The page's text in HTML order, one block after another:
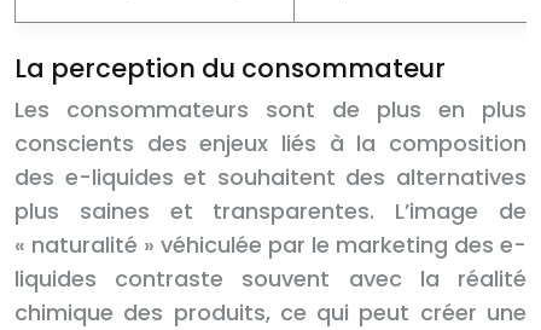
La perception du consommateur
Les consommateurs sont de plus en plus
conscients des enjeux liés à la composition
des e-liquides et souhaitent des alternatives
plus saines et transparentes. L’image de
« naturalité » véhiculée par le marketing des e-
liquides contraste souvent avec la réalité
chimique des produits, ce qui peut créer une